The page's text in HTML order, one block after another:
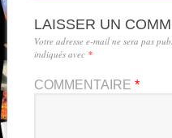
LAISSER UN
Votre adresse e-mail ne sera pas
indiqués avec *
COMMENTAIRE *